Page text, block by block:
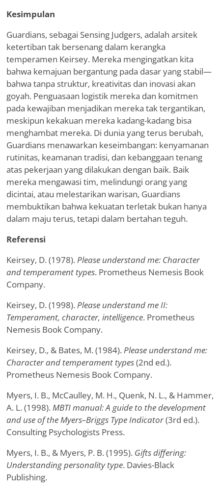
Kesimpulan
Guardians, sebagai Sensing Judgers, adalah arsitek
ketertiban tak bersenang dalam kerangka
temperamen Keirsey. Mereka mengingatkan kita
bahwa kemajuan bergantung pada dasar yang stabil—
bahwa tanpa struktur, kreativitas dan inovasi akan
goyah. Penguasaan logistik mereka dan komitmen
pada kewajiban menjadikan mereka tak tergantikan,
meskipun kekakuan mereka kadang-kadang bisa
menghambat mereka. Di dunia yang terus berubah,
Guardians menawarkan keseimbangan: kenyamanan
rutinitas, keamanan tradisi, dan kebanggaan tenang
atas pekerjaan yang dilakukan dengan baik. Baik
mereka mengawasi tim, melindungi orang yang
dicintai, atau melestarikan warisan, Guardians
membuktikan bahwa kekuatan terletak bukan hanya
dalam maju terus, tetapi dalam bertahan teguh.
Referensi
Keirsey, D. (1978). Please understand me: Character
and temperament types. Prometheus Nemesis Book
Company.
Keirsey, D. (1998). Please understand me II:
Temperament, character, intelligence. Prometheus
Nemesis Book Company.
Keirsey, D., & Bates, M. (1984). Please understand me:
Character and temperament types(2nd ed.).
Prometheus Nemesis Book Company.
Myers, I. B., McCaulley, M. H., Quenk, N. L., & Hammer,
A. L. (1998). MBTI manual: A guide to the development
and use of the Myers–Briggs Type Indicator(3rd ed.).
Consulting Psychologists Press.
Myers, I. B., & Myers, P. B. (1995). Gifts differing:
Understanding personality type. Davies-Black
Publishing.